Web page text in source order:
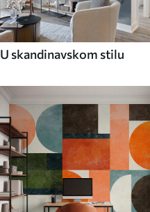
U skandinavskom stilu